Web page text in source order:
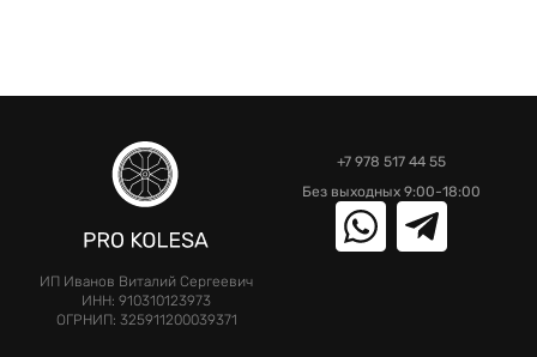
ИП Иванов Виталий Сергеевич
ИНН: 910310123973
ОГРНИП: 325911200039371
+7 978 517 44 55
Без выходных 9:00-18:00